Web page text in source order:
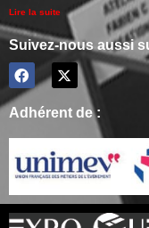
Lire la suite
Suivez-nous aussi
Adhérent de :